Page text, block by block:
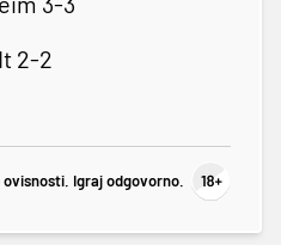
2-2
Igraj odgovorno.